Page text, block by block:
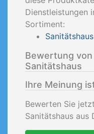
Dienstleistungen
Sortiment:
Sanitätshaus
Bewertung von
Sanitätshaus
Ihre Meinung
Bewerten Sie
Sanitätshaus aus